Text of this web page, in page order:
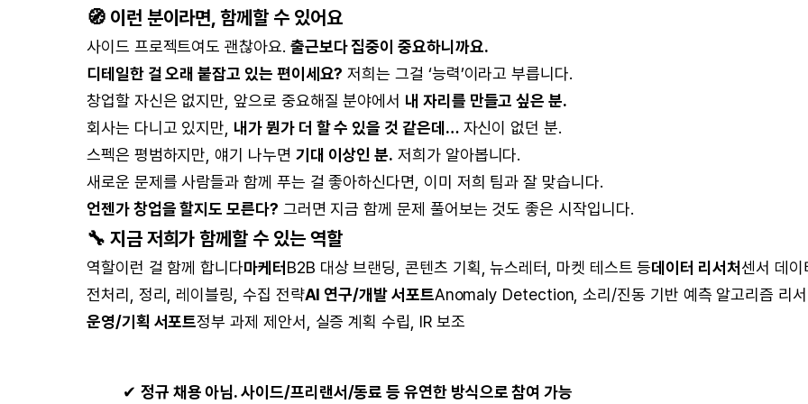
🧭 이런 분이라면, 함께할 수 있어요
사이드 프로젝트여도 괜찮아요. 출근보다 집중이 중요하니까요.
디테일한 걸 오래 붙잡고 있는 편이세요? 저희는 그걸 ‘능력’이라고 부릅니다.
창업할 자신은 없지만, 앞으로 중요해질 분야에서 내 자리를 만들고 싶은 분.
회사는 다니고 있지만, 내가 뭔가 더 할 수 있을 것 같은데…자신이 없던 분.
스펙은 평범하지만, 얘기 나누면 기대 이상인 분. 저희가 알아봅니다.
새로운 문제를 사람들과 함께 푸는 걸 좋아하신다면, 이미 저희 팀과 잘 맞습니다.
언젠가 창업을 할지도 모른다? 그러면 지금 함께 문제 풀어보는 것도 좋은 시작입니다.
🔧 지금 저희가 함께할 수 있는 역할
역할이런 걸 함께 합니다마케터 B2B 대상 브랜딩, 콘텐츠 기획, 뉴스레터, 마켓 테스트 등데이터 리서처센서 데이
전처리, 정리, 레이블링, 수집 전략AI 연구/개발 서포트Anomaly Detection, 소리/진동 기반 예측 알고리즘 리
운영/기획 서포트정부 과제 제안서, 실증 계획 수립, IR 보조
✔ 정규 채용 아님. 사이드/프리랜서/동료 등 유연한 방식으로 참여 가능